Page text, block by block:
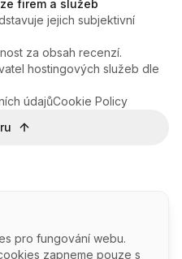
pro fungování webu.
zapneme pouze s
firem a služeb
jejich subjektivní
za obsah recenzí.
hostingových služeb dle
údajůCookie Policy